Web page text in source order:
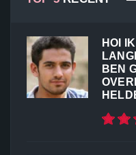
HOI
BEN